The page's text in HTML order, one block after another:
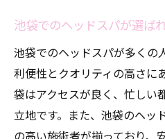
整体とヘッドスパの
池袋での特別な癒
融合体験がもたら
ヘッドスパで心の緊張
隠れ家で味わうプ
池袋でのヘッドスパが選ば
池袋でのヘッドスパが多くの
利便性とクオリティの高さに
袋はアクセスが良く、忙しい
立地です。また、池袋のヘッ
の高い施術者が揃っており、